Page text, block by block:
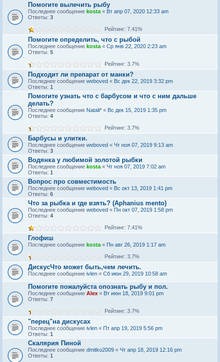
Помогите вылечить рыбу
Последнее сообщение kosta « Вт апр 07, 2020 12:33 am
Ответы: 3
Рейтинг: 7.41%
Помогите определить, что с рыбой
Последнее сообщение kosta « Ср янв 22, 2020 2:23 am
Ответы: 5
Рейтинг: 3.7%
Подходит ли препарат от манки?
Последнее сообщение weboved « Вс дек 22, 2019 3:32 pm
Ответы: 1
Помогите узнать что с барбусом и что с ним дальше
делать?
Последнее сообщение Natali* « Вс дек 15, 2019 1:35 pm
Ответы: 4
Рейтинг: 3.7%
Барбусы и улитки.
Последнее сообщение weboved « Чт ноя 07, 2019 9:13 am
Ответы: 3
Водянка у любимой золотой рыбки
Последнее сообщение kosta « Чт ноя 07, 2019 7:02 am
Ответы: 1
Вопрос про совместимость
Последнее сообщение weboved « Вс окт 13, 2019 1:41 pm
Ответы: 6
Что за рыбка и где взять? (Aphanius mento)
Последнее сообщение weboved « Пн окт 07, 2019 1:58 pm
Ответы: 4
Рейтинг: 7.41%
Глофиш
Последнее сообщение kosta « Пн авг 26, 2019 1:17 am
Рейтинг: 3.7%
ДискусЧто может быть,чем лечить.
Последнее сообщение ivlen « Сб июн 29, 2019 10:58 am
Помогите пожалуйста опознать рыбу и пол.
Последнее сообщение Alex « Вт июн 18, 2019 9:01 pm
Ответы: 7
Рейтинг: 3.7%
"перец"на дискусах
Последнее сообщение ivlen « Пт апр 19, 2019 5:56 pm
Ответы: 1
Скалярия Пиной
Последнее сообщение dmitko2009 « Чт апр 18, 2019 12:16 pm
Ответы: 1